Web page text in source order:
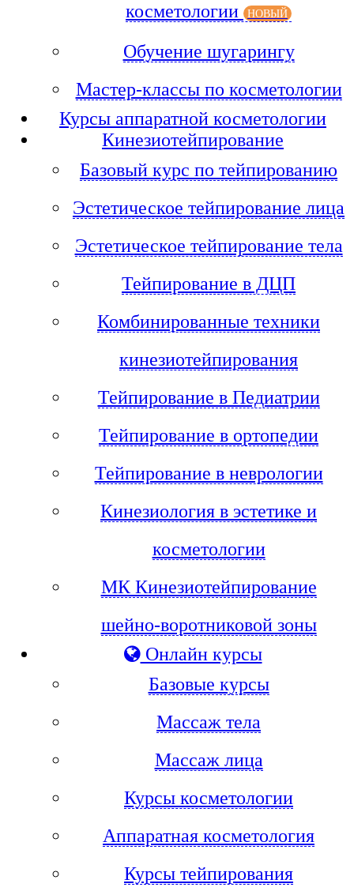
косметологии
НОВЫЙ
Обучение шугарингу
Мастер-классы по косметологии
Курсы аппаратной косметологии
Кинезиотейпирование
Базовый курс по тейпированию
Эстетическое тейпирование лица
Эстетическое тейпирование тела
Тейпирование в ДЦП
Комбинированные техники
кинезиотейпирования
Тейпирование в Педиатрии
Тейпирование в ортопедии
Тейпирование в неврологии
Кинезиология в эстетике и
косметологии
МК Кинезиотейпирование
шейно-воротниковой зоны
Онлайн курсы
Базовые курсы
Массаж тела
Массаж лица
Курсы косметологии
Аппаратная косметология
Курсы тейпирования